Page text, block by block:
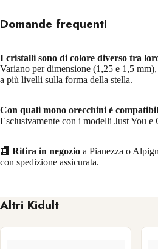
Domande frequenti
I cristalli sono di colore diverso tra
Variano per dimensione (1,25 e 1,5
a più livelli sulla forma della stella.
Con quali mono orecchini è
Esclusivamente con i modelli Just You
🏬 Ritira in negozio a Pianezza o
con spedizione assicurata.
Altri Kidult